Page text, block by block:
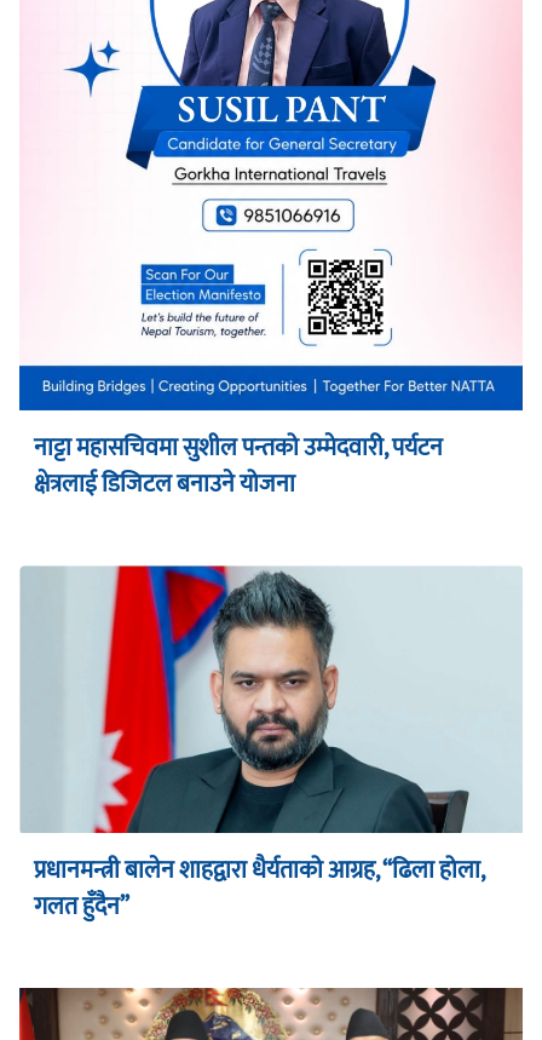
नाट्टा महासचिवमा सुशील पन्तको उम्मेदवारी, पर्यटन
क्षेत्रलाई डिजिटल बनाउने योजना
प्रधानमन्त्री बालेन शाहद्वारा धैर्यताको आग्रह, “ढिला होला,
गलत हुँदैन”